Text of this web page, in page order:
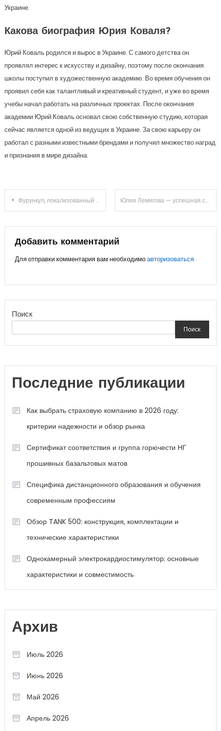
Украине.
Какова биография Юрия Коваля?
Юрий Коваль родился и вырос в Украине. С самого детства он
проявлял интерес к искусству и дизайну, поэтому после окончания
школы поступил в художественную академию. Во время обучения он
проявил себя как талантливый и креативный студент, и уже во время
учебы начал работать на различных проектах. После окончания
академии Юрий Коваль основал свою собственную студию, которая
сейчас является одной из ведущих в Украине. За свою карьеру он
работал с разными известными брендами и получил множество наград
и признания в мире дизайна.
Навигация
записям
Фурункул, локализованный в ухе: причины появления и опасность Юлия Лемигова — успешная спортсменка и образец сильной женщины — биография, спортивные достижения и интересные факты из личной жизни
Добавить комментарий
Для отправки комментария вам необходимоавторизоваться.
Поиск
Поиск
Последние публикации
Как выбрать страховую компанию в 2026 году:
критерии надежности и обзор рынка
Сертификат соответствия и группа горючести НГ
прошивных базальтовых матов
Специфика дистанционного образования и обучения
современным профессиям
Обзор TANK 500: конструкция, комплектации и
технические характеристики
Однокамерный электрокардиостимулятор: основные
характеристики и совместимость
Архив
Июль 2026
Июнь 2026
Май 2026
Апрель 2026